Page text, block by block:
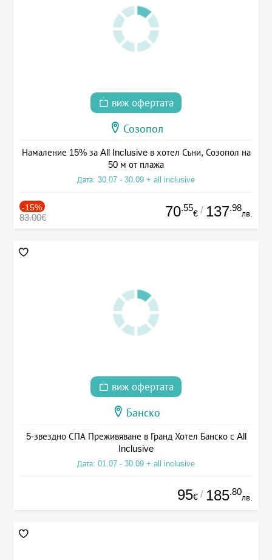
виж офертата
Созопол
Намаление 15% за All Inclusive в хотел Съни, Созопол на
50 м от плажа
Дата: 30.07 - 30.09 + all inclusive
-15%
83.00€ 70.55
€ / 137.98
лв.
виж офертата
Банско
5-звездно СПА Преживяване в Гранд Хотел Банско с All
Inclusive
Дата: 01.07 - 30.09 + all inclusive
95€ / 185.80
лв.